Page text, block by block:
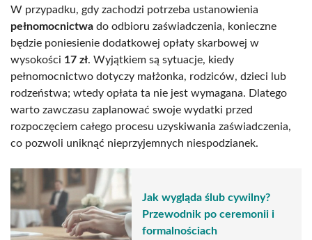
W przypadku, gdy zachodzi potrzeba ustanowienia
pełnomocnictwa do odbioru zaświadczenia, konieczne
będzie poniesienie dodatkowej opłaty skarbowej w
wysokości 17 zł. Wyjątkiem są sytuacje, kiedy
pełnomocnictwo dotyczy małżonka, rodziców, dzieci lub
rodzeństwa; wtedy opłata ta nie jest wymagana. Dlatego
warto zawczasu zaplanować swoje wydatki przed
rozpoczęciem całego procesu uzyskiwania zaświadczenia,
co pozwoli uniknąć nieprzyjemnych niespodzianek.
Jak wygląda ślub cywilny?
Przewodnik po ceremonii i
formalnościach